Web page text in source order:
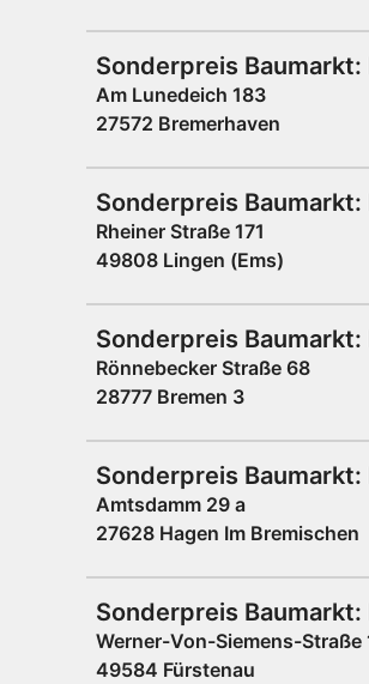
Sonderpreis
Am Lunedeich 183
27572 Bremerhaven
Sonderpreis Baumarkt:
Rheiner Straße 171
49808 Lingen (Ems)
Sonderpreis Baumarkt:
Rönnebecker Straße 68
28777 Bremen 3
Sonderpreis
Amtsdamm 29 a
27628 Hagen Im Bremischen
Sonderpreis Baumarkt:
Werner-Von-Siemens-Straße
49584 Fürstenau